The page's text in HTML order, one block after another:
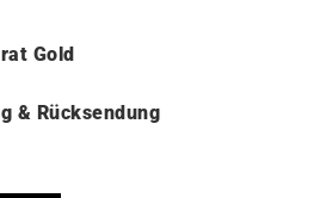
Gold
& Rücksendung